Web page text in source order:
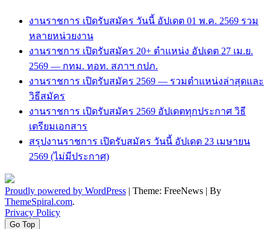
งานราชการ เปิดรับสมัคร วันนี้ อัปเดต 01 พ.ค. 2569 รวม
หลายหน่วยงาน
งานราชการ เปิดรับสมัคร 20+ ตำแหน่ง อัปเดต 27 เม.ย.
2569 — กทม. ทอท. สภาฯ กปภ.
งานราชการ เปิดรับสมัคร 2569 — รวมตำแหน่งล่าสุดและ
วิธีสมัคร
งานราชการ เปิดรับสมัคร 2569 อัปเดตทุกประกาศ วิธี
เตรียมเอกสาร
สรุปงานราชการ เปิดรับสมัคร วันนี้ อัปเดต 23 เมษายน
2569 (ไม่มีประกาศ)
Proudly powered by WordPress | Theme: FreeNews | By
ThemeSpiral.com.
Privacy Policy
Go Top